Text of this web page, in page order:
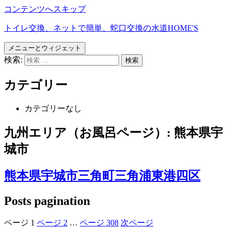
コンテンツへスキップ
トイレ交換、ネットで簡単、蛇口交換の水道HOME'S
メニューとウィジェット
検索:
カテゴリー
カテゴリーなし
九州エリア（お風呂ページ）: 熊本県宇
城市
熊本県宇城市三角町三角浦東港四区
Posts pagination
ページ 1 ページ 2 … ページ 308 次ページ